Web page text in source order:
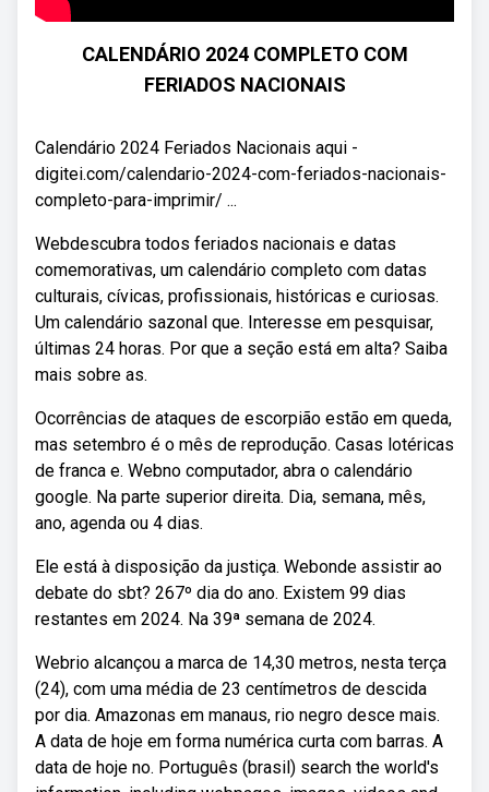
CALENDÁRIO 2024 COMPLETO COM
FERIADOS NACIONAIS
Calendário 2024 Feriados Nacionais aqui -
digitei.com/calendario-2024-com-feriados-nacionais-
completo-para-imprimir/ ...
Webdescubra todos feriados nacionais e datas
comemorativas, um calendário completo com datas
culturais, cívicas, profissionais, históricas e curiosas.
Um calendário sazonal que. Interesse em pesquisar,
últimas 24 horas. Por que a seção está em alta? Saiba
mais sobre as.
Ocorrências de ataques de escorpião estão em queda,
mas setembro é o mês de reprodução. Casas lotéricas
de franca e. Webno computador, abra o calendário
google. Na parte superior direita. Dia, semana, mês,
ano, agenda ou 4 dias.
Ele está à disposição da justiça. Webonde assistir ao
debate do sbt? 267º dia do ano. Existem 99 dias
restantes em 2024. Na 39ª semana de 2024.
Webrio alcançou a marca de 14,30 metros, nesta terça
(24), com uma média de 23 centímetros de descida
por dia. Amazonas em manaus, rio negro desce mais.
A data de hoje em forma numérica curta com barras. A
data de hoje no. Português (brasil) search the world's